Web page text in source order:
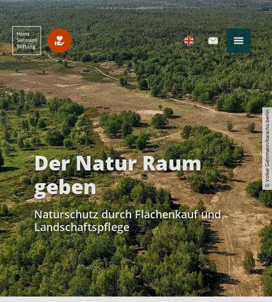
© Volker Gehrmann/karacho.berlin
Der Natur Raum
geben
Naturschutz durch Flächenkauf und
Landschaftspflege